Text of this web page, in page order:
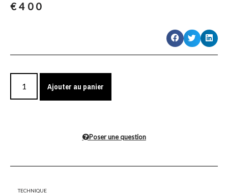
€400
Ajouter au panier
Poser une question
Technique